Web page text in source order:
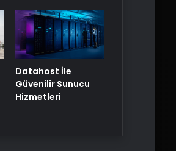
Datahost İle
Güvenilir Sunucu
Hizmetleri